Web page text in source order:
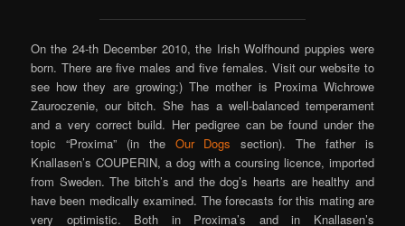
On the 24-th December 2010, the Irish Wolfhound puppies were
born. There are five males and five females. Visit our website to
see how they are growing:) The mother is Proxima Wichrowe
Zauroczenie, our bitch. She has a well-balanced temperament
and a very correct build. Her pedigree can be found under the
topic “Proxima” (in the Our Dogs section). The father is
Knallasen’s COUPERIN, a dog with a coursing licence, imported
from Sweden. The bitch’s and the dog’s hearts are healthy and
have been medically examined. The forecasts for this mating are
very optimistic. Both in Proxima’s and in Knallasen’s